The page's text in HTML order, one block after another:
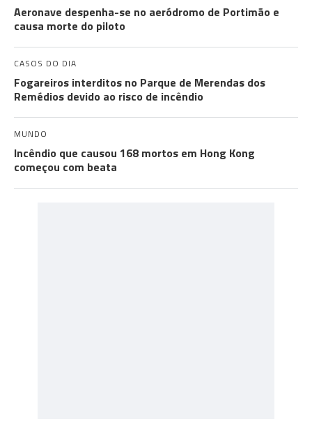
Aeronave despenha-se no aeródromo de Portimão e
causa morte do piloto
CASOS DO DIA
Fogareiros interditos no Parque de Merendas dos
Remédios devido ao risco de incêndio
MUNDO
Incêndio que causou 168 mortos em Hong Kong
começou com beata